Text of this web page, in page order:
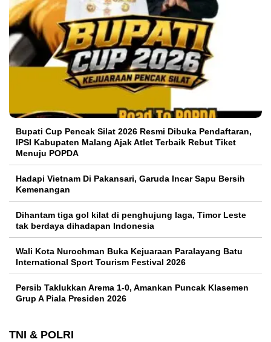
Bupati Cup Pencak Silat 2026 Resmi Dibuka Pendaftaran,
IPSI Kabupaten Malang Ajak Atlet Terbaik Rebut Tiket
Menuju POPDA
Hadapi Vietnam Di Pakansari, Garuda Incar Sapu Bersih
Kemenangan
Dihantam tiga gol kilat di penghujung laga, Timor Leste
tak berdaya dihadapan Indonesia
Wali Kota Nurochman Buka Kejuaraan Paralayang Batu
International Sport Tourism Festival 2026
Persib Taklukkan Arema 1-0, Amankan Puncak Klasemen
Grup A Piala Presiden 2026
TNI & POLRI